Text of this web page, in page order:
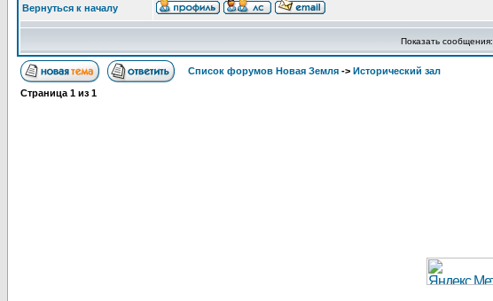
Вернуться к началу
Показать сообщения:
Список форумов Новая Земля -> Исторический зал
Страница 1 из 1